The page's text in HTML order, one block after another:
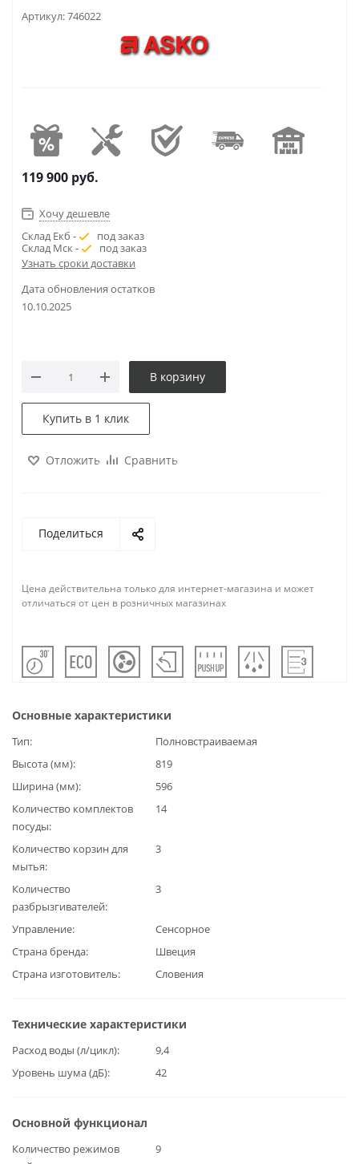
Артикул:746022
119 900 руб.
Хочу дешевле
Склад Екб -
под заказ
Склад Мск -
под заказ
Узнать сроки доставки
Дата обновления остатков
10.10.2025
В корзину
Купить в 1 клик
Отложить Сравнить
Поделиться
Цена действительна только для интернет-магазина и может
отличаться от цен в розничных магазинах
Основные характеристики
Тип
Полновстраиваемая
Высота (мм)
819
Ширина (мм)
596
Количество комплектов
посуды
14
Количество корзин для
мытья
3
Количество
разбрызгивателей
3
Управление
Сенсорное
Страна бренда
Швеция
Страна изготовитель
Словения
Технические характеристики
Расход воды (л/цикл)
9,4
Уровень шума (дБ)
42
Основной функционал
Количество режимов
9